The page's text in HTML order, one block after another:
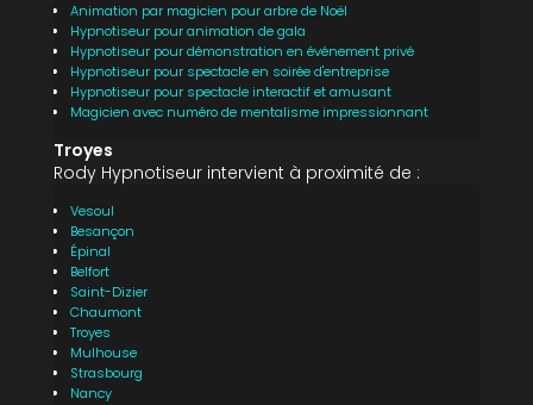
Animation par magicien pour arbre de Noël
Hypnotiseur pour animation de gala
Hypnotiseur pour démonstration en événement privé
Hypnotiseur pour spectacle en soirée d'entreprise
Hypnotiseur pour spectacle interactif et amusant
Magicien avec numéro de mentalisme impressionnant
Troyes
Rody Hypnotiseur intervient à proximité de :
Vesoul
Besançon
Épinal
Belfort
Saint-Dizier
Chaumont
Troyes
Mulhouse
Strasbourg
Nancy